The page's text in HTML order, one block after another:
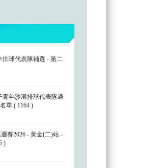
排球代表隊補選 - 第二
青年沙灘排球代表隊遴
單 ( 1164 )
賽2026 - 黃金(二)站 -
)